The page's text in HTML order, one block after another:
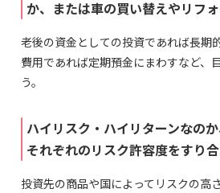
か、または車の買い替えやリフ
老後の資金としての投資であれば長期
費用であれば定期預金にまわすなど、
う。
ハイリスク・ハイリターンなの
それぞれのリスク許容度をすり
投資先の商品や国によってリスクの高